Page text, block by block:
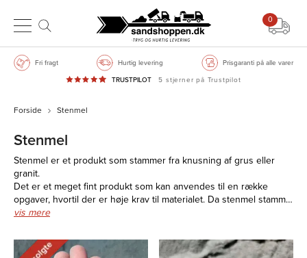
0
Fri fragt Hurtig levering Prisgaranti på alle varer
TRUSTPILOT 5 stjerner på Trustpilot
Forside Stenmel
Stenmel
Stenmel er et produkt som stammer fra knusning af grus eller
granit.
Det er et meget fint produkt som kan anvendes til en række
opgaver, hvortil der er høje krav til materialet. Da stenmel stamm…
vis mere